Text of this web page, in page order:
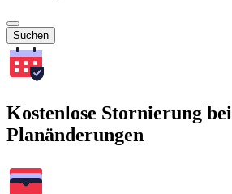
Suchen
Kostenlose Stornierung bei
Planänderungen